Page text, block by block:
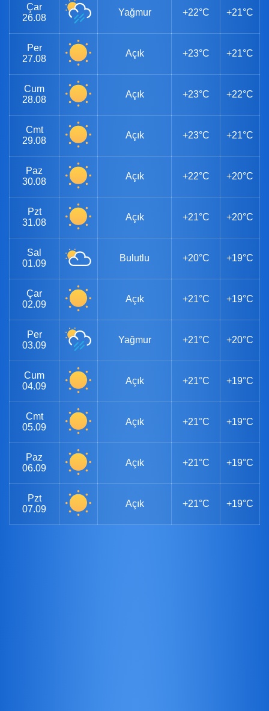
Çar
26.08
Yağmur +22°C +21°C
Per
27.08
Açık +23°C +21°C
Cum
28.08
Açık +23°C +22°C
Cmt
29.08
Açık +23°C +21°C
Paz
30.08
Açık +22°C +20°C
Pzt
31.08
Açık +21°C +20°C
Sal
01.09
Bulutlu +20°C +19°C
Çar
02.09
Açık +21°C +19°C
Per
03.09
Yağmur +21°C +20°C
Cum
04.09
Açık +21°C +19°C
Cmt
05.09
Açık +21°C +19°C
Paz
06.09
Açık +21°C +19°C
Pzt
07.09
Açık +21°C +19°C